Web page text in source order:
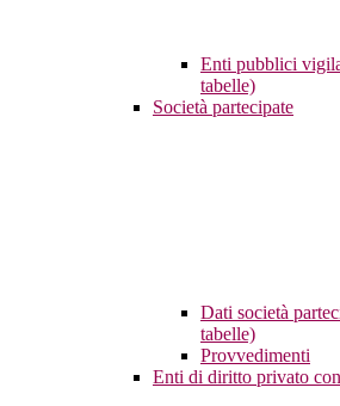
Enti pubblici
tabelle)
Società partecipate
Dati società
tabelle)
Provvedimenti
Enti di diritto privato